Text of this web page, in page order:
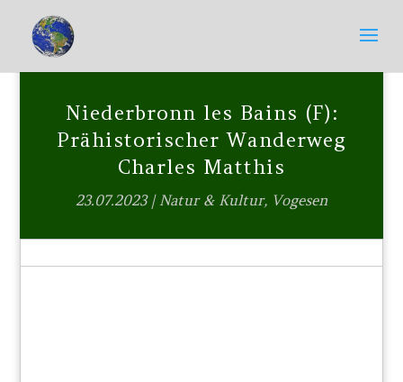
Niederbronn les Bains (F):
Prähistorischer Wanderweg
Charles Matthis
23.07.2023|Natur & Kultur, Vogesen